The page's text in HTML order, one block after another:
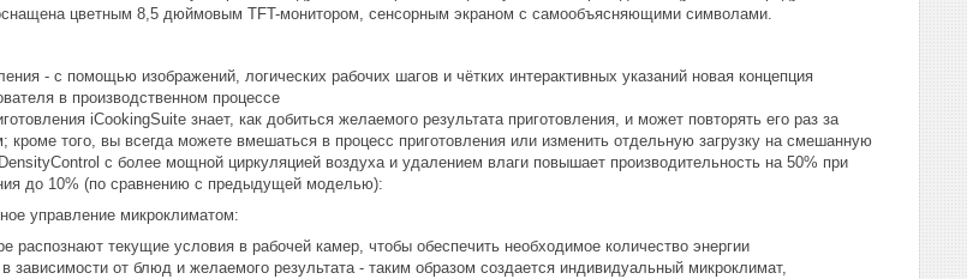
цветным 8,5 дюймовым TFT-монитором, сенсорным экраном с самообъясняющими символами.
- с помощью изображений, логических рабочих шагов и чётких интерактивных указаний новая концепция
в производственном процессе
iCookingSuite знает, как добиться желаемого результата приготовления, и может повторять его раз за
кроме того, вы всегда можете вмешаться в процесс приготовления или изменить отдельную загрузку на смешанную
с более мощной циркуляцией воздуха и удалением влаги повышает производительность на 50% при
до 10% (по сравнению с предыдущей моделью):
управление микроклиматом:
распознают текущие условия в рабочей камер, чтобы обеспечить необходимое количество энергии
зависимости от блюд и желаемого результата - таким образом создается индивидуальный микроклимат,